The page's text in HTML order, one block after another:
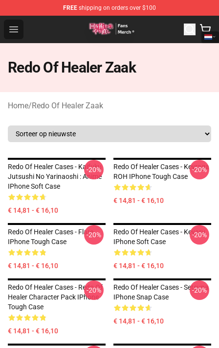
FREE shipping on orders over $100
Open menu
Redo Of Healer Store - Official Redo Of Healer
Redo Of Healer Zaak
Home/Redo Of Healer Zaak
Redo Of Healer Cases - Kaifuku
Jutsushi No Yarinaoshi : Anime
IPhone Soft Case
€ 14,81 - € 16,10
-20%
Redo Of Healer Cases - Keyraga
ROH IPhone Tough Case
€ 14,81 - € 16,10
-20%
Redo Of Healer Cases - Flare
IPhone Tough Case
€ 14,81 - € 16,10
-20%
Redo Of Healer Cases - Keyaru
IPhone Soft Case
€ 14,81 - € 16,10
-20%
Redo Of Healer Cases - Redo Of
Healer Character Pack IPhone
Tough Case
€ 14,81 - € 16,10
-20%
Redo Of Healer Cases - Setsuna
IPhone Snap Case
€ 14,81 - € 16,10
-20%